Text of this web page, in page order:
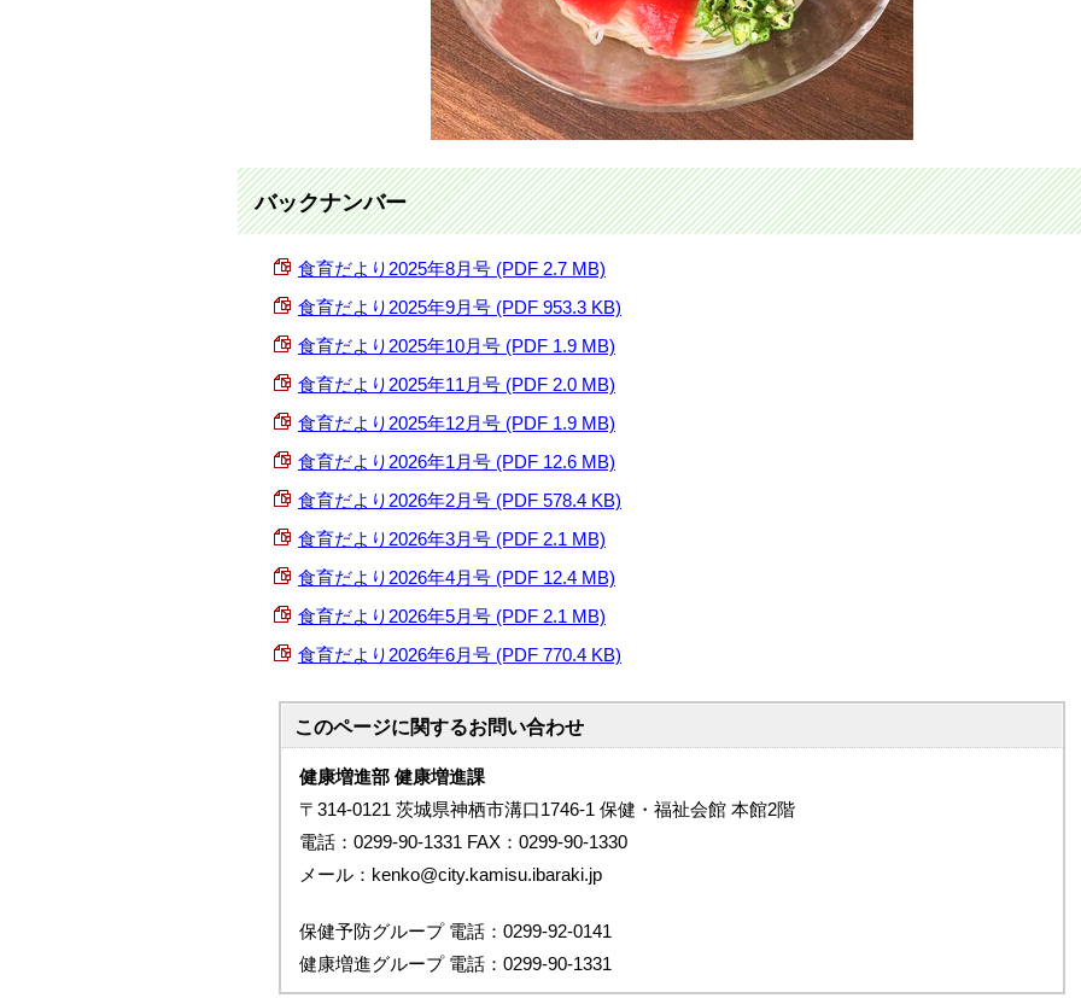
バックナンバー
食育だより2025年8月号 (PDF 2.7 MB)
食育だより2025年9月号 (PDF 953.3 KB)
食育だより2025年10月号 (PDF 1.9 MB)
食育だより2025年11月号 (PDF 2.0 MB)
食育だより2025年12月号 (PDF 1.9 MB)
食育だより2026年1月号 (PDF 12.6 MB)
食育だより2026年2月号 (PDF 578.4 KB)
食育だより2026年3月号 (PDF 2.1 MB)
食育だより2026年4月号 (PDF 12.4 MB)
食育だより2026年5月号 (PDF 2.1 MB)
食育だより2026年6月号 (PDF 770.4 KB)
このページに関するお問い合わせ
健康増進部 健康増進課
〒314-0121 茨城県神栖市溝口1746-1 保健・福祉会館 本館2階
電話：0299-90-1331 FAX：0299-90-1330
メール：kenko@city.kamisu.ibaraki.jp
保健予防グループ 電話：0299-92-0141
健康増進グループ 電話：0299-90-1331